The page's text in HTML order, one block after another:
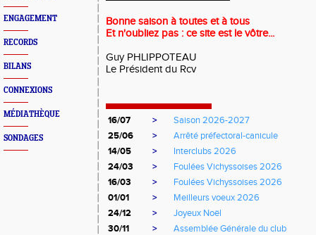
ENGAGEMENT
RECORDS
BILANS
CONNEXIONS
MÉDIATHÈQUE
SONDAGES
Bonne saison à toutes et à tous
Et n'oubliez pas : ce site est le vôtre...
Guy PHLIPPOTEAU
Le Président du Rcv
16/07 >
Saison 2026-2027
25/06
>
Arrêté préfectoral-canicule
14/05
>
Interclubs 2026
24/03
>
Foulées Vichyssoises 2026
16/03
>
Foulées Vichyssoises 2026
01/01
>
Meilleurs voeux 2026
24/12
>
Joyeux Noël
30/11
>
Assemblée Générale du club